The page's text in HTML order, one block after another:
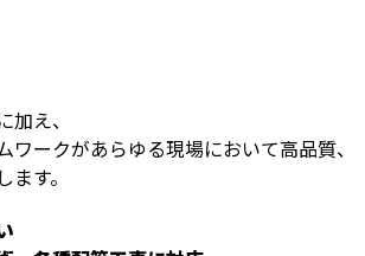
え、
ワークがあらゆる現場において高品質、
す。